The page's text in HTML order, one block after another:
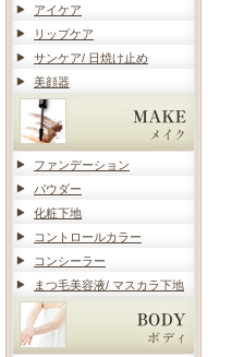
アイケア
リップケア
サンケア/ 日焼け止め
美顔器
ファンデーション
パウダー
化粧下地
コントロールカラー
コンシーラー
まつ毛美容液/ マスカラ下地